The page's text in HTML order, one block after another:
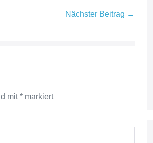
Nächster Beitrag →
mit* markiert